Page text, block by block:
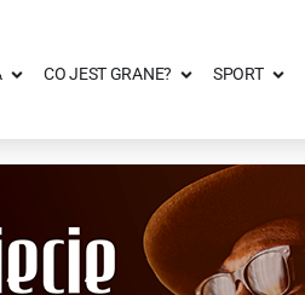
CO JEST GRANE? SPORT